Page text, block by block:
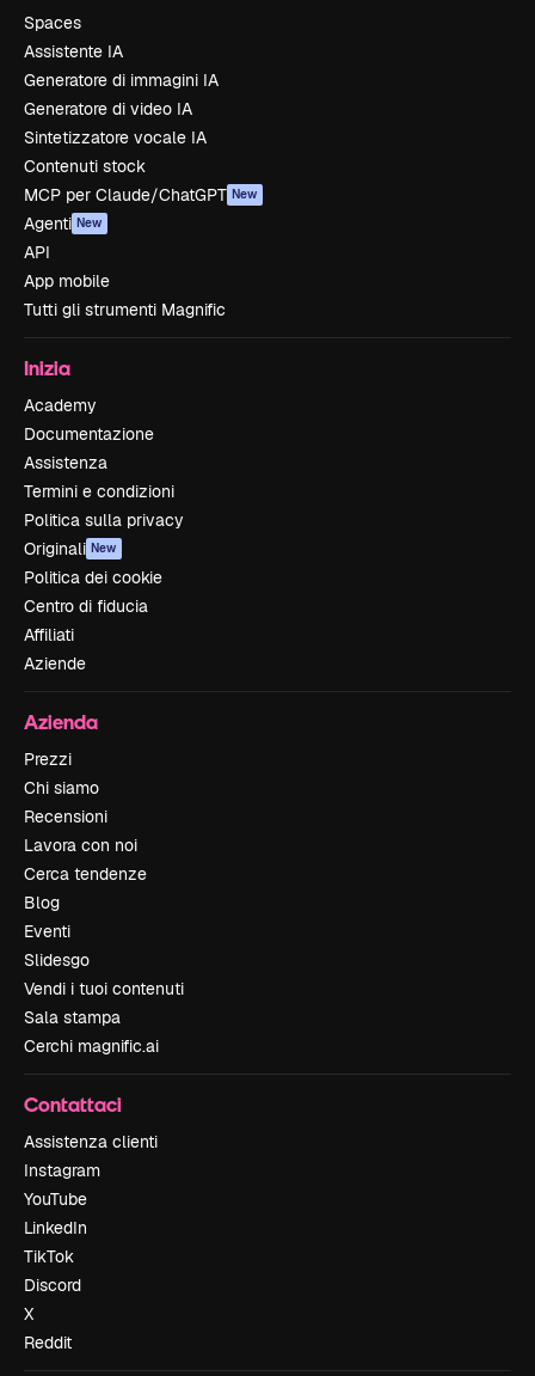
Spaces
Assistente IA
Generatore di immagini IA
Generatore di video IA
Sintetizzatore vocale IA
Contenuti stock
MCP per Claude/ChatGPT New
Agenti New
API
App mobile
Tutti gli strumenti Magnific
Inizia
Academy
Documentazione
Assistenza
Termini e condizioni
Politica sulla privacy
Originali New
Politica dei cookie
Centro di fiducia
Affiliati
Aziende
Azienda
Prezzi
Chi siamo
Recensioni
Lavora con noi
Cerca tendenze
Blog
Eventi
Slidesgo
Vendi i tuoi contenuti
Sala stampa
Cerchi magnific.ai
Contattaci
Assistenza clienti
Instagram
YouTube
LinkedIn
TikTok
Discord
X
Reddit